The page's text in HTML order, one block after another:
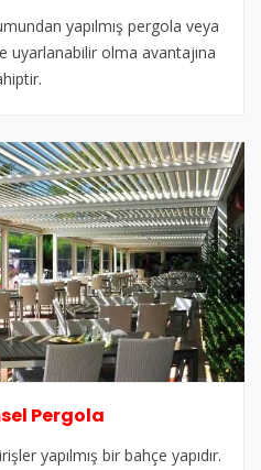
yapılmış pergola veya
uyarlanabilir olma avantajına
Pergola
yapılmış bir bahçe yapıdır.